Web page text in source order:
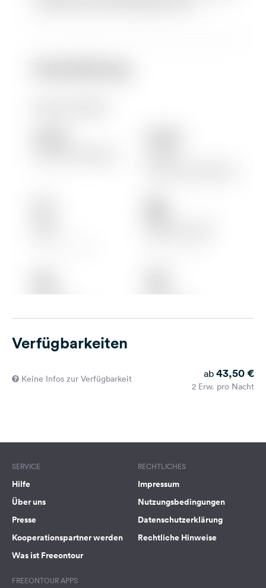
Verfügbarkeiten
Keine Infos zur Verfügbarkeit ab 43,50 €
2 Erw. pro Nacht
SERVICE
Hilfe
Über uns
Presse
Kooperationspartner werden
Was ist Freeontour
RECHTLICHES
Impressum
Nutzungsbedingungen
Datenschutzerklärung
Rechtliche Hinweise
FREEONTOUR APPS